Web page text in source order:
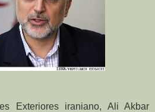
Exteriores iraniano, Ali Akbar